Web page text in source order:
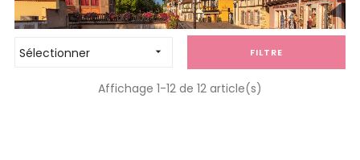
Sélectionner  FILTRE
Affichage 1-12 de 12 article(s)